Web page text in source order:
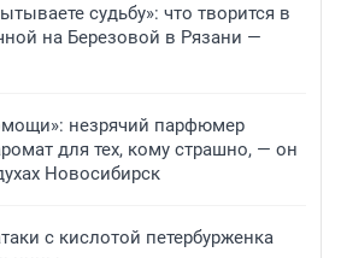
судьбу»: что творится в
на Березовой в Рязани —
незрячий парфюмер
для тех, кому страшно, — он
Новосибирск
с кислотой петербурженка